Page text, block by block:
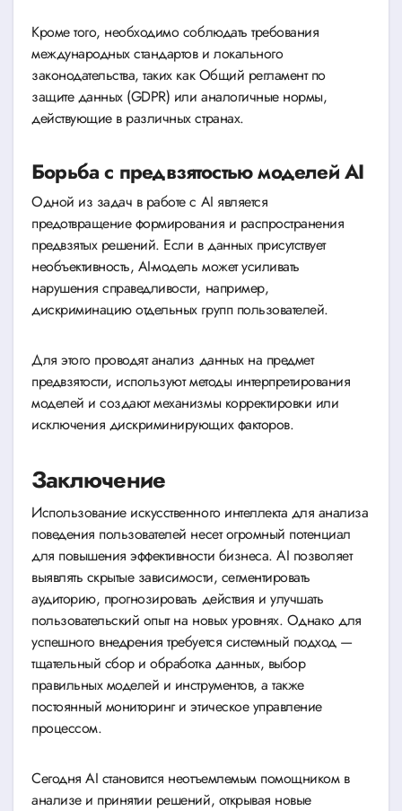
Кроме того, необходимо соблюдать требования
международных стандартов и локального
законодательства, таких как Общий регламент по
защите данных (GDPR) или аналогичные нормы,
действующие в различных странах.
Борьба с предвзятостью моделей AI
Одной из задач в работе с AI является
предотвращение формирования и распространения
предвзятых решений. Если в данных присутствует
необъективность, AI-модель может усиливать
нарушения справедливости, например,
дискриминацию отдельных групп пользователей.
Для этого проводят анализ данных на предмет
предвзятости, используют методы интерпретирования
моделей и создают механизмы корректировки или
исключения дискриминирующих факторов.
Заключение
Использование искусственного интеллекта для анализа
поведения пользователей несет огромный потенциал
для повышения эффективности бизнеса. AI позволяет
выявлять скрытые зависимости, сегментировать
аудиторию, прогнозировать действия и улучшать
пользовательский опыт на новых уровнях. Однако для
успешного внедрения требуется системный подход —
тщательный сбор и обработка данных, выбор
правильных моделей и инструментов, а также
постоянный мониторинг и этическое управление
процессом.
Сегодня AI становится неотъемлемым помощником в
анализе и принятии решений, открывая новые